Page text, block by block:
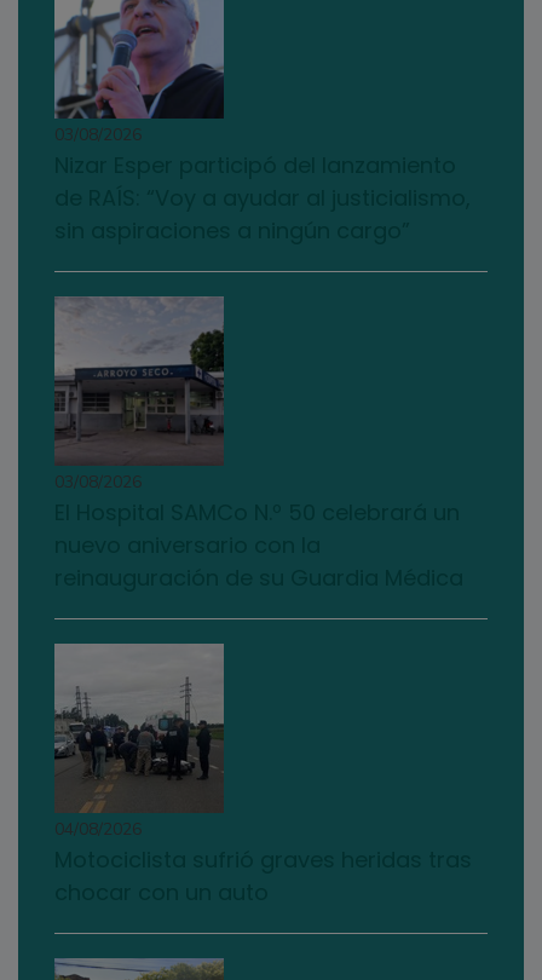
03/08/2026
03/08/2026
04/08/2026